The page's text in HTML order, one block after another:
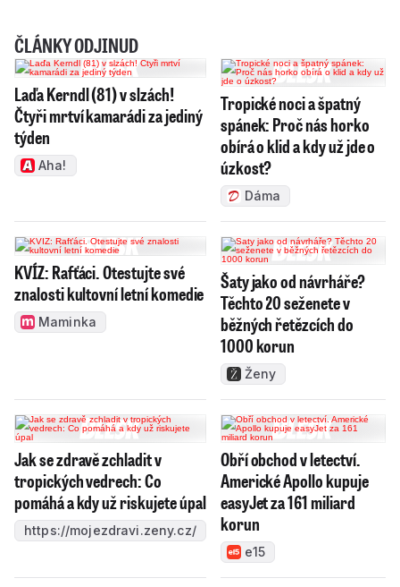
ČLÁNKY ODJINUD
Laďa Kerndl (81) v slzách!
Čtyři mrtví kamarádi za jediný
týden
Aha!
Tropické noci a špatný
spánek: Proč nás horko
obírá o klid a kdy už jde o
úzkost?
Dáma
KVÍZ: Rafťáci. Otestujte své
znalosti kultovní letní komedie
Maminka
Šaty jako od návrháře?
Těchto 20 seženete v
běžných řetězcích do
1000 korun
Ženy
Jak se zdravě zchladit v
tropických vedrech: Co
pomáhá a kdy už riskujete úpal
https://mojezdravi.zeny.cz/
Obří obchod v letectví.
Americké Apollo kupuje
easyJet za 161 miliard
korun
e15